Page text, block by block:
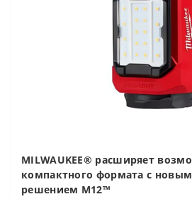
MILWAUKEE® расширяет
компактного формата с
решением M12™